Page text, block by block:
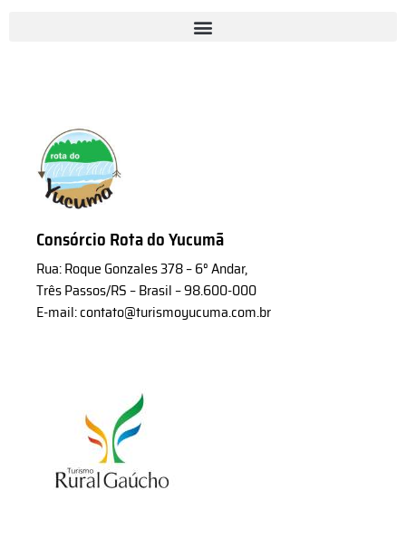
Consórcio Rota do Yucumã
Rua: Roque Gonzales 378 – 6° Andar,
Três Passos/RS – Brasil – 98.600-000
E-mail: contato@turismoyucuma.com.br